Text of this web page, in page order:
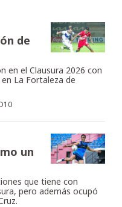
de
en el Clausura 2026 con
La Fortaleza de
un
que tiene con
pero además ocupó